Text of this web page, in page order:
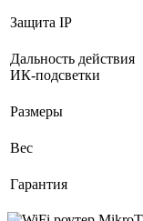
Защита IP
Дальность действия
ИК-подсветки
Размеры
Вес
Гарантия